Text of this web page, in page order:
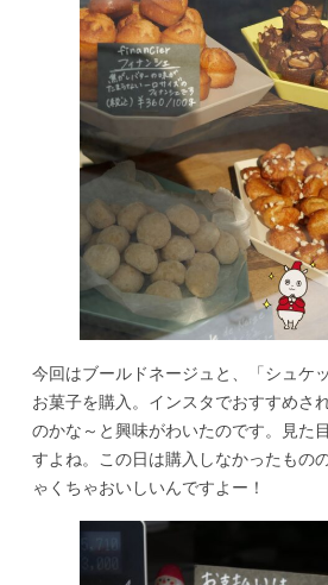
今回はブールドネージュと、「シュケ
お菓子を購入。インスタでおすすめさ
のかな～と興味がわいたのです。見た
すよね。この日は購入しなかったもの
ゃくちゃおいしいんですよー！